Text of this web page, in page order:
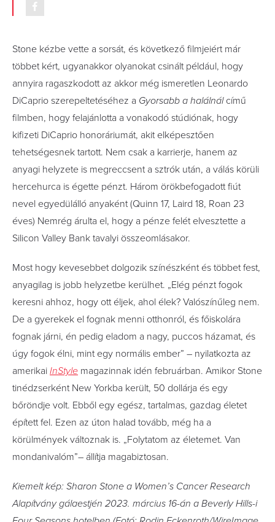
Stone kézbe vette a sorsát, és következő filmjeiért már
többet kért, ugyanakkor olyanokat csinált például, hogy
annyira ragaszkodott az akkor még ismeretlen Leonardo
DiCaprio szerepeltetéséhez a Gyorsabb a halálnálcímű
filmben, hogy felajánlotta a vonakodó stúdiónak, hogy
kifizeti DiCaprio honoráriumát, akit elképesztően
tehetségesnek tartott. Nem csak a karrierje, hanem az
anyagi helyzete is megreccsent a sztrók után, a válás körüli
hercehurca is égette pénzt. Három örökbefogadott fiút
nevel egyedülálló anyaként (Quinn 17, Laird 18, Roan 23
éves) Nemrég árulta el, hogy a pénze felét elvesztette a
Silicon Valley Bank tavalyi összeomlásakor.
Most hogy kevesebbet dolgozik színészként és többet fest,
anyagilag is jobb helyzetbe kerülhet. „Elég pénzt fogok
keresni ahhoz, hogy ott éljek, ahol élek? Valószínűleg nem.
De a gyerekek el fognak menni otthonról, és főiskolára
fognak járni, én pedig eladom a nagy, puccos házamat, és
úgy fogok élni, mint egy normális ember” – nyilatkozta az
amerikai InStyle magazinnak idén februárban. Amikor Stone
tinédzserként New Yorkba került, 50 dollárja és egy
bőröndje volt. Ebből egy egész, tartalmas, gazdag életet
épített fel. Ezen az úton halad tovább, még ha a
körülmények változnak is. „Folytatom az életemet. Van
mondanivalóm”– állítja magabiztosan.
Kiemelt kép: Sharon Stone a Women’s Cancer Research
Alapítvány gálaestjén 2023. március 16-án a Beverly Hills-i